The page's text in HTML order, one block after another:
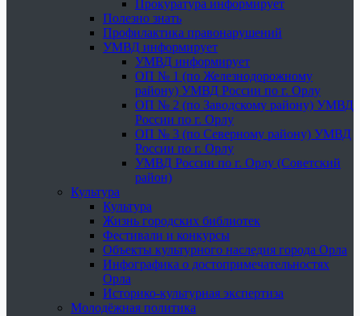
Прокуратура информирует
Полезно знать
Профилактика правонарушений
УМВД информирует
УМВД информирует
ОП № 1 (по Железнодорожному
району) УМВД России по г. Орлу
ОП № 2 (по Заводскому району) УМВД
России по г. Орлу
ОП № 3 (по Северному району) УМВД
России по г. Орлу
УМВД России по г. Орлу (Советский
район)
Культура
Культура
Жизнь городских библиотек
Фестивали и конкурсы
Объекты культурного наследия города Орла
Инфографика о достопримечательностях
Орла
Историко-культурная экспертиза
Молодёжная политика